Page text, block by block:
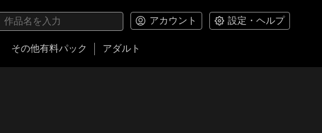
アカウント 設定・ヘルプ
その他有料パック アダルト